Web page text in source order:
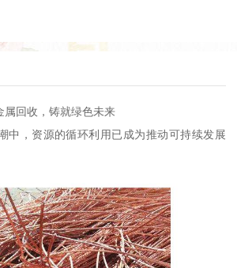
属回收，铸就绿色未来
中，资源的循环利用已成为推动可持续发展